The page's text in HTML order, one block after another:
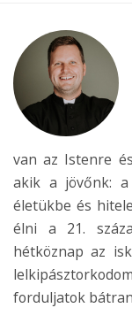
van az Istenre
akik a jövőnk: a
életükbe és
élni a 21.
hétköznap az
forduljatok